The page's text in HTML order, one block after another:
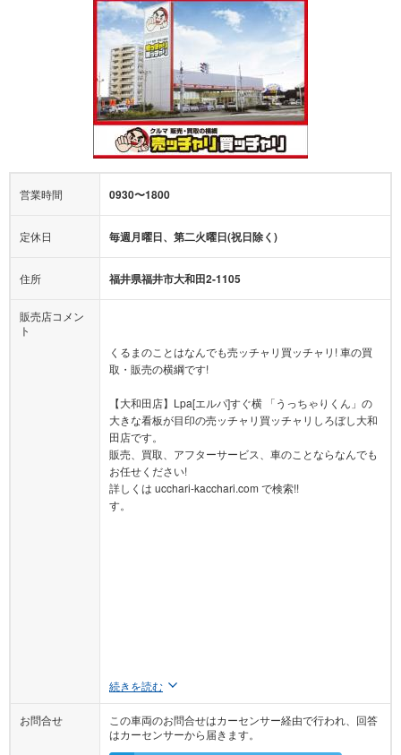
営業時間 0930〜1800
定休日 毎週月曜日、第二火曜日(祝日除く)
住所 福井県福井市大和田2-1105
販売店コメン
ト
くるまのことはなんでも売ッチャリ買ッチャリ! 車の買
取・販売の横綱です!
【大和田店】Lpa[エルパ]すぐ横 「うっちゃりくん」の
大きな看板が目印の売ッチャリ買ッチャリしろぼし大和
田店です。
販売、買取、アフターサービス、車のことならなんでも
お任せください!
詳しくは ucchari-kacchari.com で検索!!
す。
続きを読む
お問合せ
この車両のお問合せはカーセンサー経由で行われ、回答
はカーセンサーから届きます。